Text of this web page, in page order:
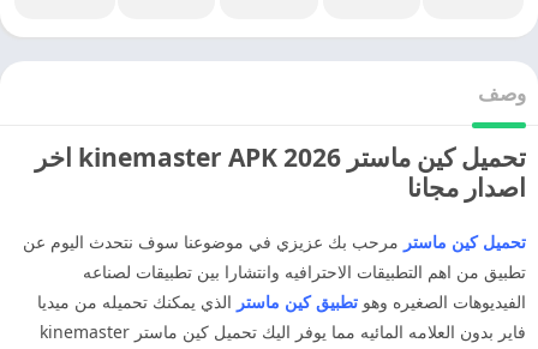
وصف
تحميل كين ماستر 2026 kinemaster APK اخر
اصدار مجانا
تحميل كين ماستر مرحب بك عزيزي في موضوعنا سوف نتحدث اليوم عن
تطبيق من اهم التطبيقات الاحترافيه وانتشارا بين تطبيقات لصناعه
الفيديوهات الصغيره وهو تطبيق كين ماستر الذي يمكنك تحميله من ميديا
فاير بدون العلامه المائيه مما يوفر اليك تحميل كين ماستر kinemaster